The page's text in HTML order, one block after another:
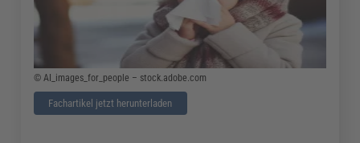
© AI_images_for_people – stock.adobe.com
Fachartikel jetzt herunterladen